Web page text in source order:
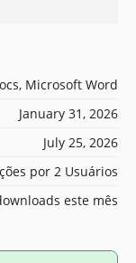
Microsoft Word
January 31, 2026
July 25, 2026
por 2 Usuários
este mês